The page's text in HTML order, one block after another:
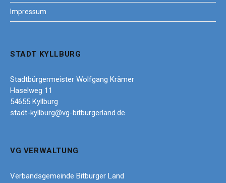
Impressum
STADT KYLLBURG
Stadtbürgermeister Wolfgang Krämer
Haselweg 11
54655 Kyllburg
stadt-kyllburg@vg-bitburgerland.de
VG VERWALTUNG
Verbandsgemeinde Bitburger Land